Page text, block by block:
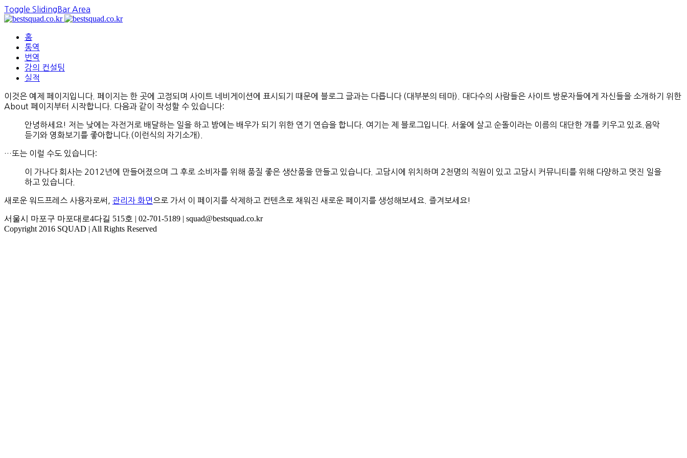
Toggle SlidingBar Area
홈
통역
번역
강의 컨설팅
실적
이것은 예제 페이지입니다. 페이지는 한 곳에 고정되며 사이트 네비게이션에 표시되기 때문에 블로그 글과는 다릅니다 (대부분의 테마). 대다수의 사람들은 사이트 방문자들에게 자신들을 소개하기 위한
About 페이지부터 시작합니다. 다음과 같이 작성할 수 있습니다:
안녕하세요! 저는 낮에는 자전거로 배달하는 일을 하고 밤에는 배우가 되기 위한 연기 연습을 합니다. 여기는 제 블로그입니다. 서울에 살고 순돌이라는 이름의 대단한 개를 키우고 있죠.음악
듣기와 영화보기를 좋아합니다.(이런식의 자기소개).
…또는 이럴 수도 있습니다:
이 가나다 회사는 2012년에 만들어졌으며 그 후로 소비자를 위해 품질 좋은 생산품을 만들고 있습니다. 고담시에 위치하며 2천명의 직원이 있고 고담시 커뮤니티를 위해 다양하고 멋진 일을
하고 있습니다.
새로운 워드프레스 사용자로써, 관리자 화면 으로 가서 이 페이지를 삭제하고 컨텐츠로 채워진 새로운 페이지를 생성해보세요. 즐겨보세요!
서울시 마포구 마포대로4다길 515호 | 02-701-5189 | squad@bestsquad.co.kr
Copyright 2016 SQUAD | All Rights Reserved